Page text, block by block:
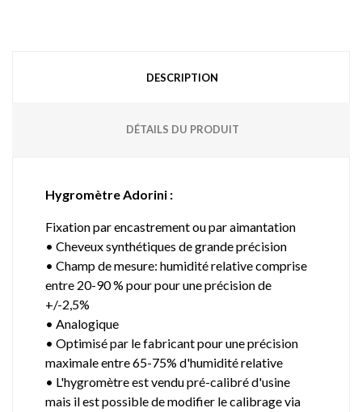
DESCRIPTION
DÉTAILS DU PRODUIT
Hygromètre Adorini :
Fixation par encastrement ou par aimantation
• Cheveux synthétiques de grande précision
• Champ de mesure: humidité relative comprise
entre 20-90 % pour pour une précision de
+/-2,5%
• Analogique
• Optimisé par le fabricant pour une précision
maximale entre 65-75% d'humidité relative
• L'hygromètre est vendu pré-calibré d'usine
mais il est possible de modifier le calibrage via